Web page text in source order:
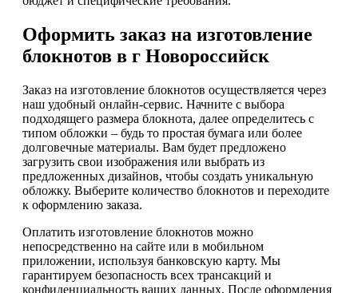
Оформить заказ на изготовление
блокнотов в г Новороссийск
Заказ на изготовление блокнотов осуществляется через
наш удобный онлайн-сервис. Начните с выбора
подходящего размера блокнота, далее определитесь с
типом обложки – будь то простая бумага или более
долговечные материалы. Вам будет предложено
загрузить свои изображения или выбрать из
предложенных дизайнов, чтобы создать уникальную
обложку. Выберите количество блокнотов и переходите
к оформлению заказа.
Оплатить изготовление блокнотов можно
непосредственно на сайте или в мобильном
приложении, используя банковскую карту. Мы
гарантируем безопасность всех трансакций и
конфиденциальность ваших данных. После оформления